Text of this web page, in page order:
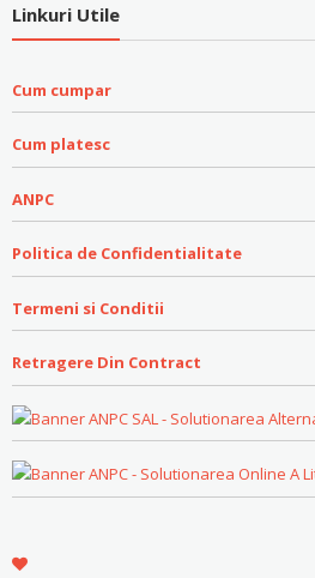
Linkuri Utile
Cum cumpar
Cum platesc
ANPC
Politica de Confidentialitate
Termeni si Conditii
Retragere Din Contract